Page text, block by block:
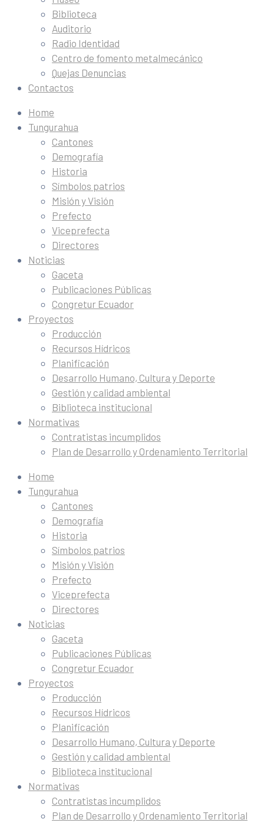
Biblioteca
Auditorio
Radio Identidad
Centro de fomento metalmecánico
Quejas Denuncias
Contactos
Home
Tungurahua
Cantones
Demografía
Historia
Símbolos patrios
Misión y Visión
Prefecto
Viceprefecta
Directores
Noticias
Gaceta
Publicaciones Públicas
Congretur Ecuador
Proyectos
Producción
Recursos Hídricos
Planificación
Desarrollo Humano, Cultura y Deporte
Gestión y calidad ambiental
Biblioteca institucional
Normativas
Contratistas incumplidos
Plan de Desarrollo y Ordenamiento Territorial
Home
Tungurahua
Cantones
Demografía
Historia
Símbolos patrios
Misión y Visión
Prefecto
Viceprefecta
Directores
Noticias
Gaceta
Publicaciones Públicas
Congretur Ecuador
Proyectos
Producción
Recursos Hídricos
Planificación
Desarrollo Humano, Cultura y Deporte
Gestión y calidad ambiental
Biblioteca institucional
Normativas
Contratistas incumplidos
Plan de Desarrollo y Ordenamiento Territorial